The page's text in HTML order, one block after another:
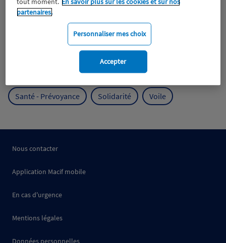
Mobilité
Protection de l'environnement
Protection des océans Prévention
Santé - Prévoyance Solidarité Voile
Nous contacter
Application Macif mobile
En cas d'urgence
Mentions légales
Données personnelles
partenaires.
Personnaliser mes choix
Accepter